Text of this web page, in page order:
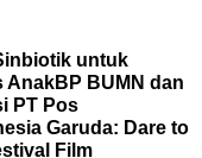
untuk
AnakBP BUMN dan
PT Pos
Garuda: Dare to
Film